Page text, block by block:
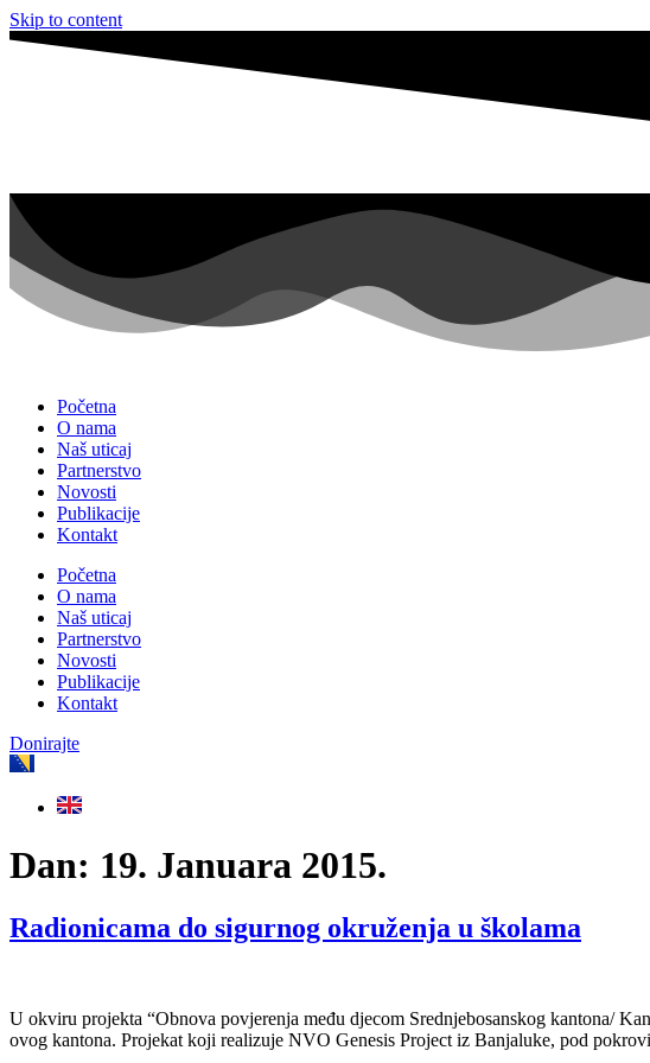
Skip to content
Početna
O nama
Naš uticaj
Partnerstvo
Novosti
Publikacije
Kontakt
Početna
O nama
Naš uticaj
Partnerstvo
Novosti
Publikacije
Kontakt
Donirajte
Dan: 19. Januara 2015.
Radionicama do sigurnog okruženja u školama
U okviru projekta “Obnova povjerenja među djecom Srednjebosanskog kantona/
ovog kantona. Projekat koji realizuje NVO Genesis Project iz Banjaluke, pod